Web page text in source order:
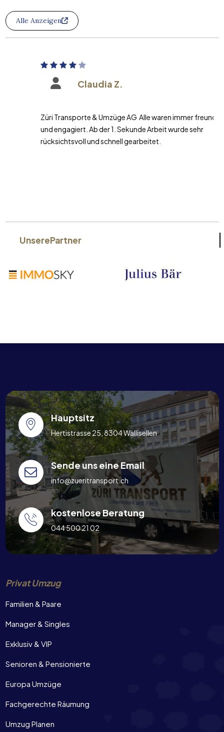
Alle Anzeigen
Claudia Z.
Züri Transporte & Umzüge AG Alle waren immer freundlich
und engagiert. Ab der 1. Sekunde Arbeit wurde sehr
rücksichtsvoll und schnell gearbeitet.
UnserePartner
Hauptsitz
Hertistrasse 25, 8304 Wallisellen
Sende uns eine Email
info@zueritransport.ch
kostenlose Beratung
044 500 21 02
Privat Umzug
Familien & Paare
Manager & Singles
Exklusiv & VIP
Senioren & Pensionierte
Europa Umzüge
Fachgerechte Räumung
Umzug Planen